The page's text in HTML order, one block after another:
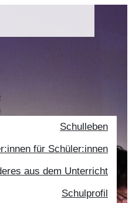
Schulleben
für Schüler:innen
aus dem Unterricht
Schulprofil